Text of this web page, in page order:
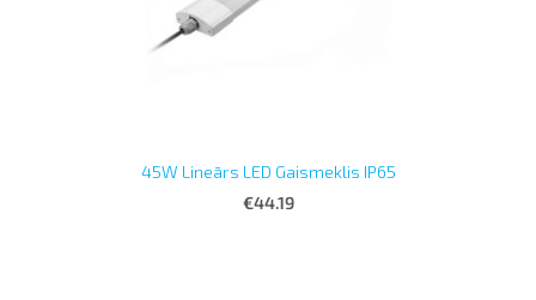
45W Lineārs LED Gaismeklis IP65
€44.19